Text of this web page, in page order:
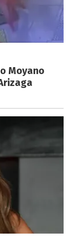
Moyano